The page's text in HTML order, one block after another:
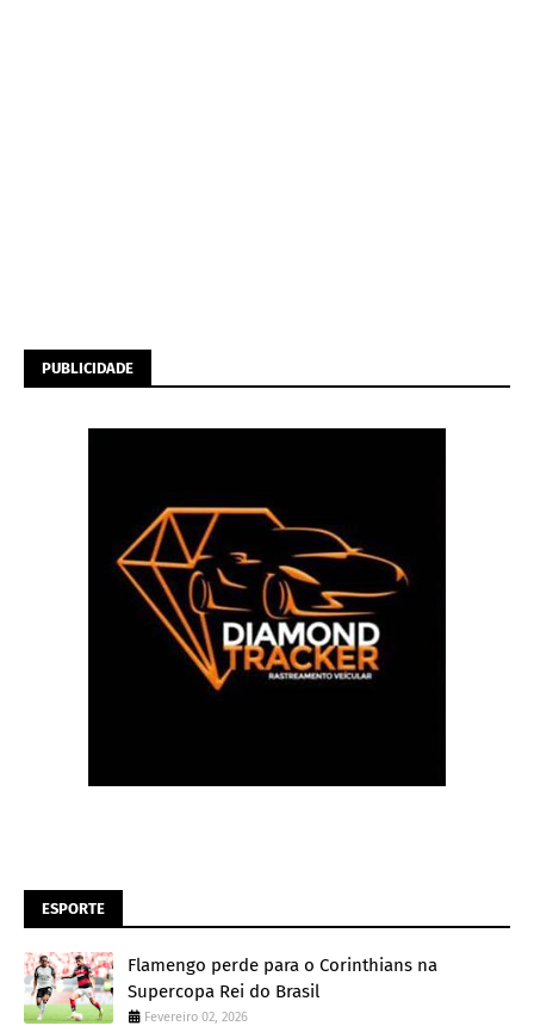
PUBLICIDADE
ESPORTE
Flamengo perde para o Corinthians na
Supercopa Rei do Brasil
Fevereiro 02, 2026